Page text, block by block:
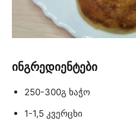
ინგრედიენტები
250-300გ ხაჭო
1-1,5 კვერცხი